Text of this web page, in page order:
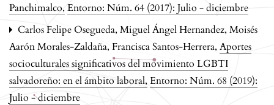
Panchimalco, Entorno: Núm. 64 (2017): Julio - diciembre
Carlos Felipe Osegueda, Miguel Ángel Hernandez, Moisés
Aarón Morales-Zaldaña, Francisca Santos-Herrera, Aportes
socioculturales significativos del movimiento LGBTI
salvadoreño: en el ámbito laboral, Entorno: Núm. 68 (2019):
Julio - diciembre